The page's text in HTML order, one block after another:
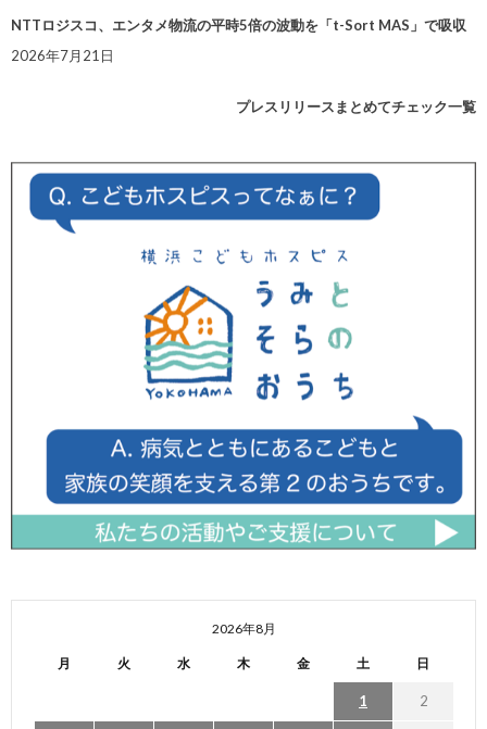
NTTロジスコ、エンタメ物流の平時5倍の波動を「t-Sort MAS」で吸収
2026年7月21日
プレスリリースまとめてチェック一覧
2026年8月
月 火 水 木 金 土 日
1 2